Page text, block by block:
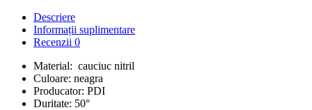
Descriere
Informații suplimentare
Recenzii 0
Material: cauciuc nitril
Culoare: neagra
Producator: PDI
Duritate: 50°